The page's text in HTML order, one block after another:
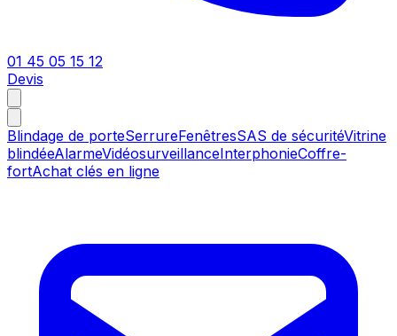
01 45 05 15 12
Devis
Blindage de porteSerrureFenêtresSAS de sécuritéVitrine
blindéeAlarmeVidéosurveillanceInterphonieCoffre-
fortAchat clés en ligne